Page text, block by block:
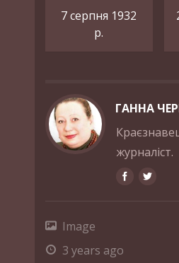
7 серпня 1932
р.
ГАННА
журналіст.
Image
3 years ago